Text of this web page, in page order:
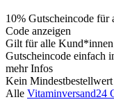
10% Gutscheincode für
Code anzeigen
Gilt für alle
Gutscheincode einfach
mehr Infos
Kein Mindestbestellwert
Alle Vitaminversand24